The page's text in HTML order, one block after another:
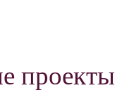
проекты